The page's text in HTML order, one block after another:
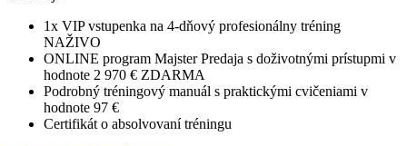
1x VIP vstupenka na 4-dňový profesionálny tréning
NAŽIVO
ONLINE program Majster Predaja s doživotnými prístupmi v
hodnote 2 970 € ZDARMA
Podrobný tréningový manuál s praktickými cvičeniami v
hodnote 97 €
Certifikát o absolvovaní tréningu